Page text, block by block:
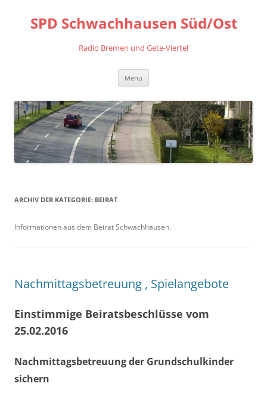
springen
SPD Schwachhausen Süd/Ost
Radio Bremen und Gete-Viertel
Menü
ARCHIV DER KATEGORIE: BEIRAT
Informationen aus dem Beirat Schwachhausen.
Nachmittagsbetreuung , Spielangebote
Einstimmige Beiratsbeschlüsse vom
25.02.2016
Nachmittagsbetreuung der Grundschulkinder
sichern